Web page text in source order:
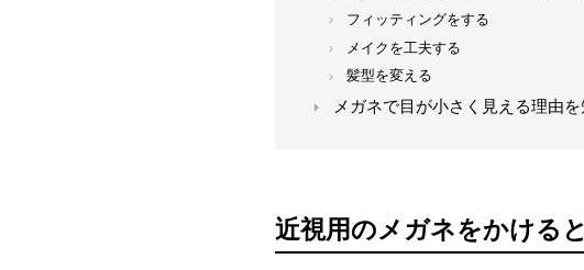
フィッティングをする
メイクを工夫する
髪型を変える
メガネで目が小さく見える理由
近視用のメガネをかける